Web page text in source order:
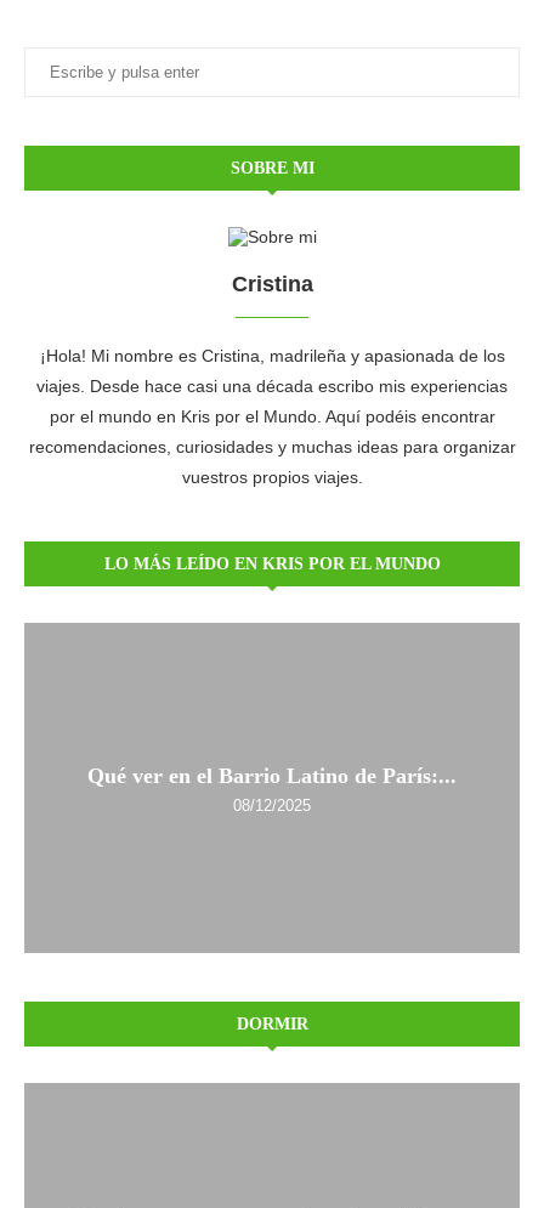
SOBRE MI
Cristina
¡Hola! Mi nombre es Cristina, madrileña y apasionada de los
viajes. Desde hace casi una década escribo mis experiencias
por el mundo en Kris por el Mundo. Aquí podéis encontrar
recomendaciones, curiosidades y muchas ideas para organizar
vuestros propios viajes.
LO MÁS LEÍDO EN KRIS POR EL MUNDO
Qué ver en el Barrio Latino de París:...
08/12/2025
DORMIR